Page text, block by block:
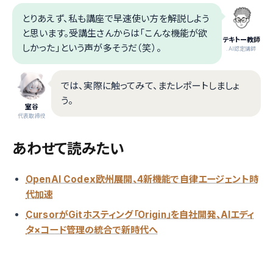
テキトー教師
.AI認定講師
とりあえず、私も講座で早速使い方を解説しよう
と思います。受講生さんからは「こんな機能が欲
しかった」という声が多そうだ（笑）。
室谷
代表取締役
では、実際に触ってみて、またレポートしましょ
う。
あわせて読みたい
OpenAI Codex欧州展開、4新機能で自律エージェント時
代加速
CursorがGitホスティング「Origin」を自社開発、AIエディ
タ×コード管理の統合で新時代へ